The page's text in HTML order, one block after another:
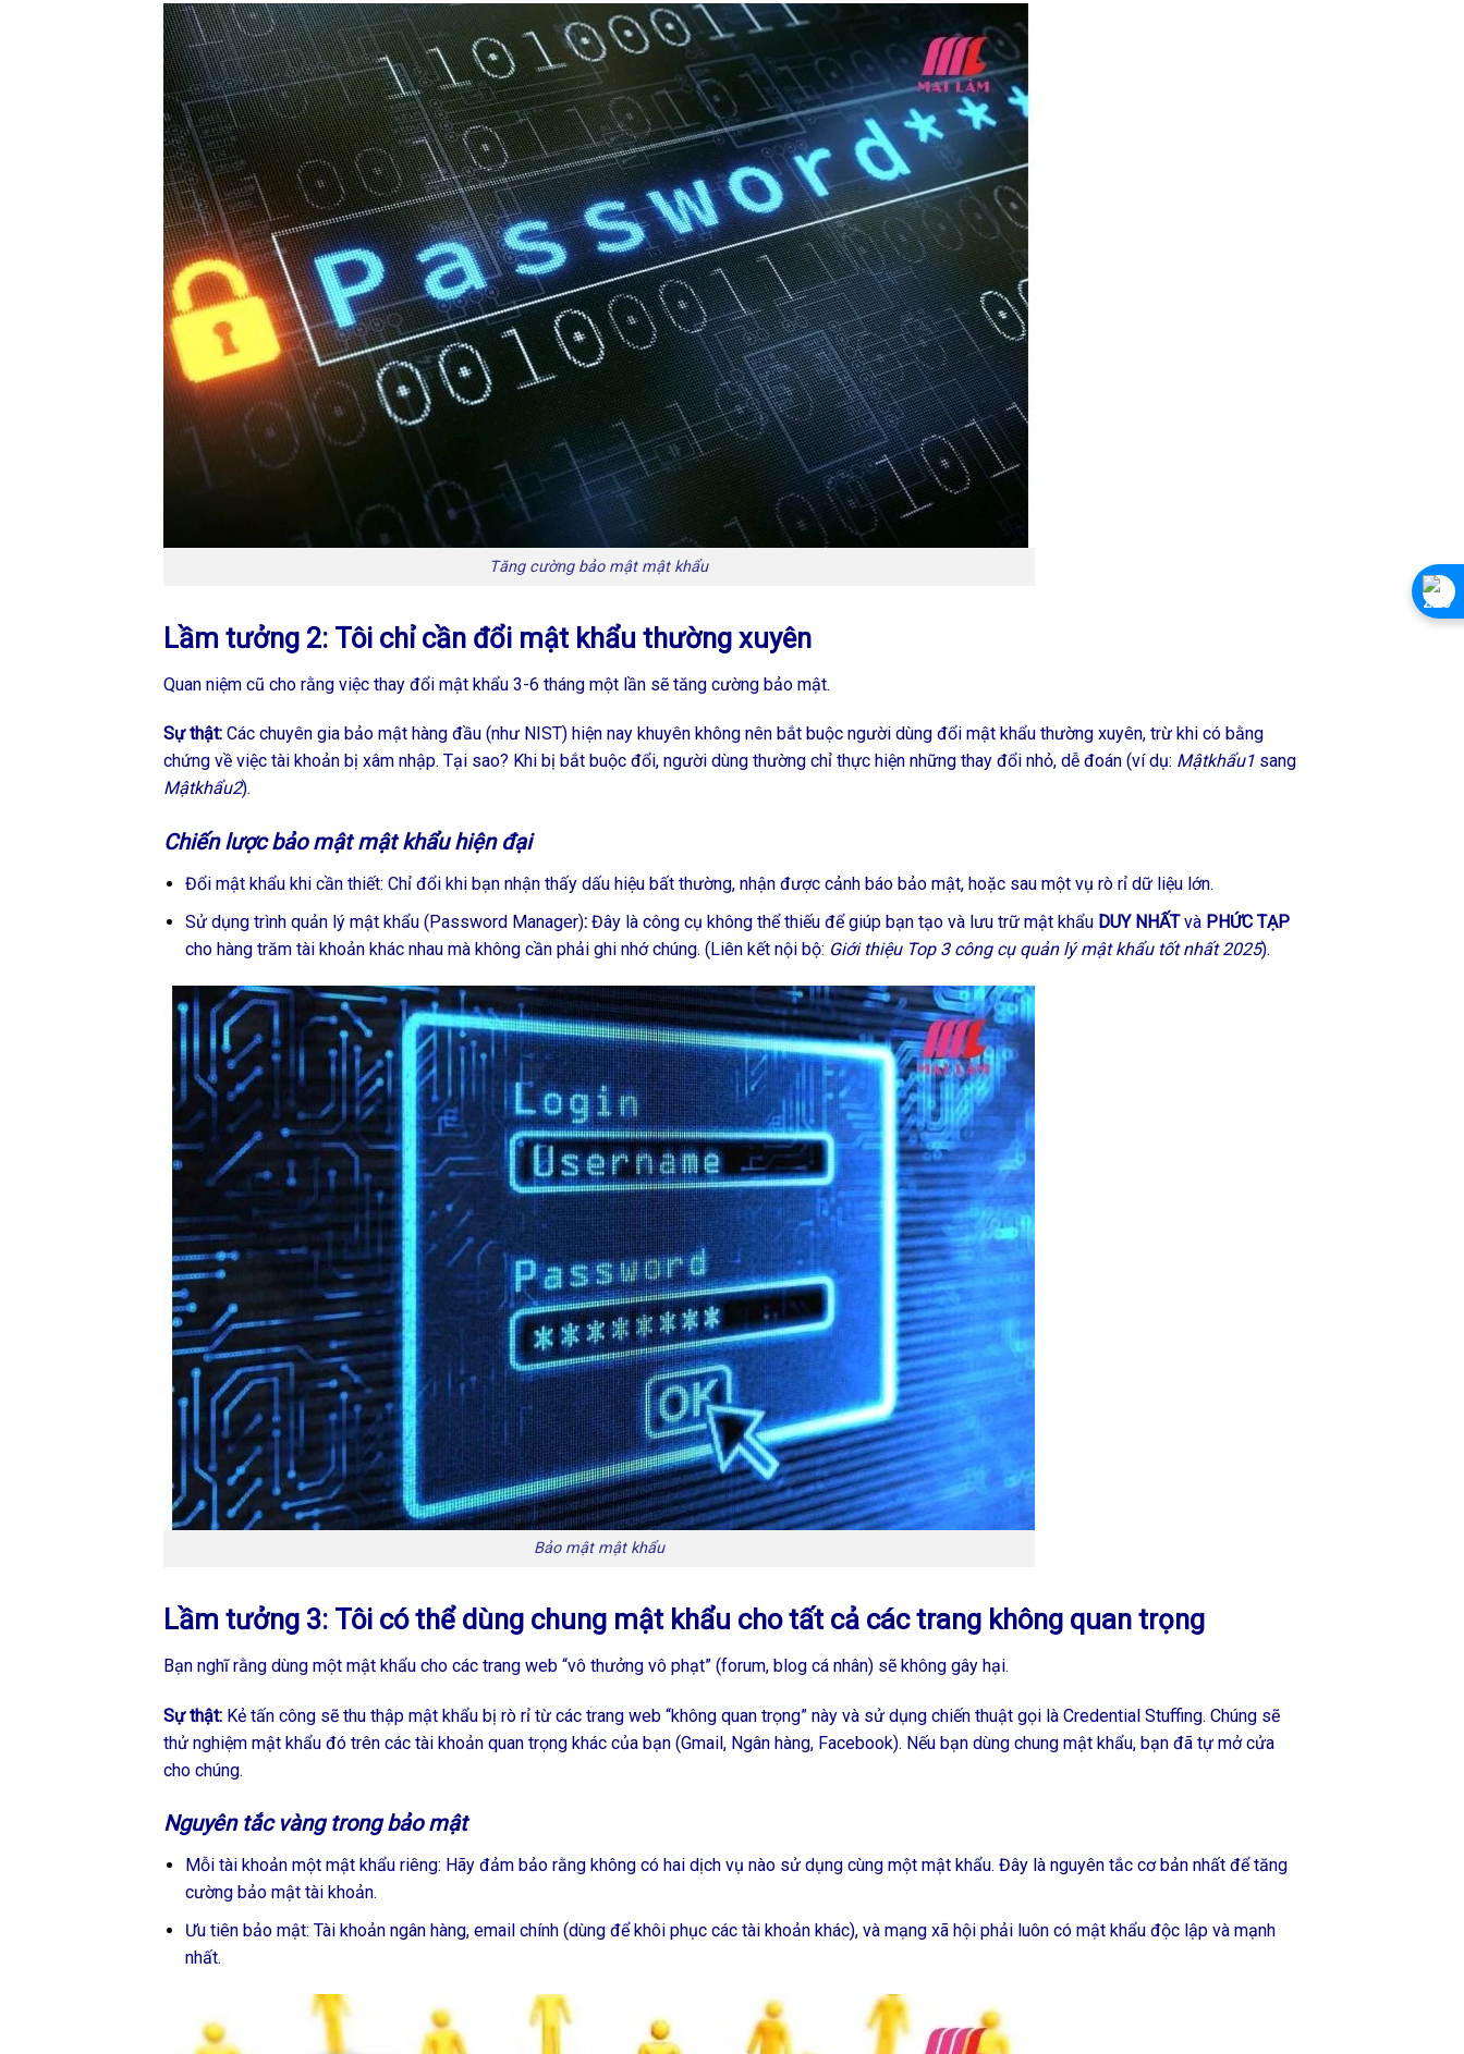
Tăng cường bảo mật mật khẩu
Lầm tưởng 2: Tôi chỉ cần đổi mật khẩu thường xuyên
Quan niệm cũ cho rằng việc thay đổi mật khẩu 3-6 tháng một lần sẽ tăng cường bảo mật.
Sự thật:Các chuyên gia bảo mật hàng đầu (như NIST) hiện nay khuyên không nên bắt buộc người dùng đổi mật khẩu thường xuyên, trừ khi có bằng
chứng về việc tài khoản bị xâm nhập. Tại sao? Khi bị bắt buộc đổi, người dùng thường chỉ thực hiện những thay đổi nhỏ, dễ đoán (ví dụ: Mậtkhẩu1sang
Mậtkhẩu2).
Chiến lược bảo mật mật khẩu hiện đại
Đổi mật khẩu khi cần thiết: Chỉ đổi khi bạn nhận thấy dấu hiệu bất thường, nhận được cảnh báo bảo mật, hoặc sau một vụ rò rỉ dữ liệu lớn.
Sử dụng trình quản lý mật khẩu (Password Manager): Đây là công cụ không thể thiếu để giúp bạn tạo và lưu trữ mật khẩu DUY NHẤTvà PHỨC TẠP
cho hàng trăm tài khoản khác nhau mà không cần phải ghi nhớ chúng. (Liên kết nội bộ: Giới thiệu Top 3 công cụ quản lý mật khẩu tốt nhất 2025).
Bảo mật mật khẩu
Lầm tưởng 3: Tôi có thể dùng chung mật khẩu cho tất cả các trang không quan trọng
Bạn nghĩ rằng dùng một mật khẩu cho các trang web “vô thưởng vô phạt” (forum, blog cá nhân) sẽ không gây hại.
Sự thật:Kẻ tấn công sẽ thu thập mật khẩu bị rò rỉ từ các trang web “không quan trọng” này và sử dụng chiến thuật gọi là Credential Stuffing. Chúng sẽ
thử nghiệm mật khẩu đó trên các tài khoản quan trọng khác của bạn (Gmail, Ngân hàng, Facebook). Nếu bạn dùng chung mật khẩu, bạn đã tự mở cửa
cho chúng.
Nguyên tắc vàng trong bảo mật
Mỗi tài khoản một mật khẩu riêng: Hãy đảm bảo rằng không có hai dịch vụ nào sử dụng cùng một mật khẩu. Đây là nguyên tắc cơ bản nhất để tăng
cường bảo mật tài khoản.
Ưu tiên bảo mật: Tài khoản ngân hàng, email chính (dùng để khôi phục các tài khoản khác), và mạng xã hội phải luôn có mật khẩu độc lập và mạnh
nhất.